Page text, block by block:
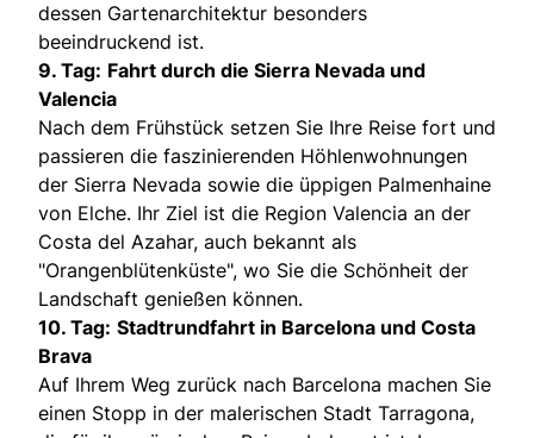
dessen Gartenarchitektur besonders
beeindruckend ist.
9. Tag: Fahrt durch die Sierra Nevada und
Valencia
Nach dem Frühstück setzen Sie Ihre Reise fort und
passieren die faszinierenden Höhlenwohnungen
der Sierra Nevada sowie die üppigen Palmenhaine
von Elche. Ihr Ziel ist die Region Valencia an der
Costa del Azahar, auch bekannt als
"Orangenblütenküste", wo Sie die Schönheit der
Landschaft genießen können.
10. Tag: Stadtrundfahrt in Barcelona und Costa
Brava
Auf Ihrem Weg zurück nach Barcelona machen Sie
einen Stopp in der malerischen Stadt Tarragona,